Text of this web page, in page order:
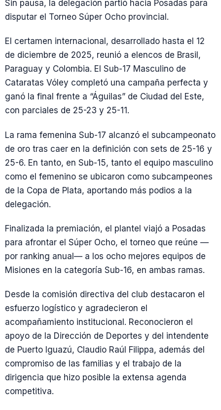
Sin pausa, la delegación partió hacia Posadas para
disputar el Torneo Súper Ocho provincial.
El certamen internacional, desarrollado hasta el 12
de diciembre de 2025, reunió a elencos de Brasil,
Paraguay y Colombia. El Sub-17 Masculino de
Cataratas Vóley completó una campaña perfecta y
ganó la final frente a “Águilas” de Ciudad del Este,
con parciales de 25-23 y 25-11.
La rama femenina Sub-17 alcanzó el subcampeonato
de oro tras caer en la definición con sets de 25-16 y
25-6. En tanto, en Sub-15, tanto el equipo masculino
como el femenino se ubicaron como subcampeones
de la Copa de Plata, aportando más podios a la
delegación.
Finalizada la premiación, el plantel viajó a Posadas
para afrontar el Súper Ocho, el torneo que reúne —
por ranking anual— a los ocho mejores equipos de
Misiones en la categoría Sub-16, en ambas ramas.
Desde la comisión directiva del club destacaron el
esfuerzo logístico y agradecieron el
acompañamiento institucional. Reconocieron el
apoyo de la Dirección de Deportes y del intendente
de Puerto Iguazú, Claudio Raúl Filippa, además del
compromiso de las familias y el trabajo de la
dirigencia que hizo posible la extensa agenda
competitiva.